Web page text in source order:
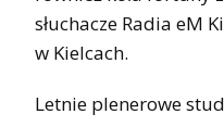
słuchacze Radia eM
w Kielcach.
Letnie plenerowe